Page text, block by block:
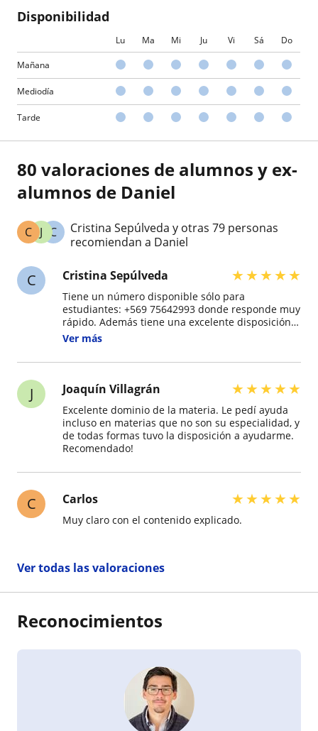
Disponibilidad
Lu Ma Mi Ju Vi Sá Do
Mañana
Mediodía
Tarde
80 valoraciones de alumnos y ex-
alumnos de Daniel
C
J
C
Cristina Sepúlveda y otras 79 personas
recomiendan a Daniel
C Cristina Sepúlveda ★★★★★
Tiene un número disponible sólo para
estudiantes: +569 75642993 donde responde muy
rápido. Además tiene una excelente disposición y
un gran dominio de las materias que enseña.
Ver más
J Joaquín Villagrán ★★★★★
Excelente dominio de la materia. Le pedí ayuda
incluso en materias que no son su especialidad, y
de todas formas tuvo la disposición a ayudarme.
Recomendado!
C Carlos ★★★★★
Muy claro con el contenido explicado.
Ver todas las valoraciones
Reconocimientos